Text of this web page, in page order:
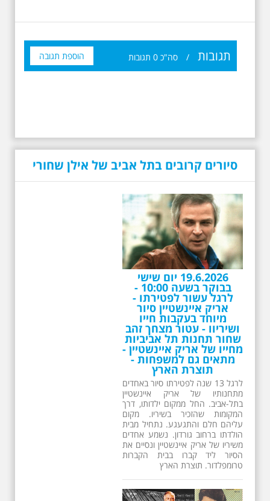
תגובות / סה"כ 0 תגובות הוספת תגובה
סיורים קרובים בתל אביב של אילן שחורי
19.6.2026 יום שישי
בבוקר בשעה 10:00 -
לרגל עשור לפטירתו -
אריק איינשטיין סיור
מיוחד בעקבות חייו
ושיריוו - עטור מצחך זהב
שחור תחנות תל אביביות
מחייו של אריק איינשטיין -
מתאים גם למשפחות -
תוצרת הארץ
לרגל 13 שנה לפטירתו סיור באחדים
מתחנותיו של אריק איינשטיין
בתל-אביב. החל ממקום ילדותו, דרך
המקומות שהזכיר בשיריו. מקום
עליהם חלם והתגעגע. נתחיל מבית
הולדתו ברחוב גורדון. נשמע אחדים
משיריו של אריק איינשטיין ונסיים את
הסיור ליד קברו בבית הקברות
טרומפלדור. תוצרת הארץ